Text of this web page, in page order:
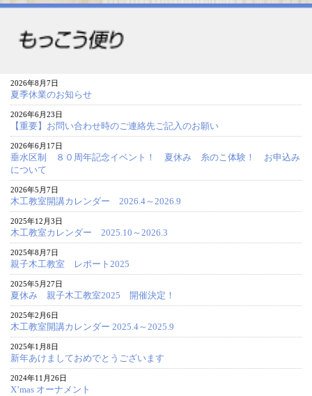
2026年8月7日
夏季休業のお知らせ
2026年6月23日
【重要】お問い合わせ時のご連絡先ご記入のお願い
2026年6月17日
垂水区制 ８０周年記念イベント！ 夏休み 糸のこ体験！ お申込み
について
2026年5月7日
木工教室開講カレンダー 2026.4～2026.9
2025年12月3日
木工教室カレンダー 2025.10～2026.3
2025年8月7日
親子木工教室 レポート2025
2025年5月27日
夏休み 親子木工教室2025 開催決定！
2025年2月6日
木工教室開講カレンダー 2025.4～2025.9
2025年1月8日
新年あけましておめでとうございます
2024年11月26日
X’mas オーナメント